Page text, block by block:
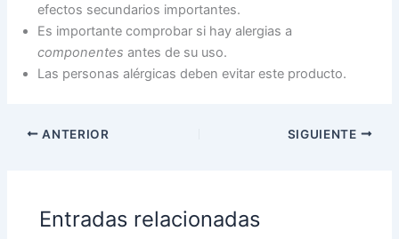
efectos secundarios importantes.
Es importante comprobar si hay alergias a
componentes antes de su uso.
Las personas alérgicas deben evitar este producto.
ANTERIOR SIGUIENTE
Entradas relacionadas